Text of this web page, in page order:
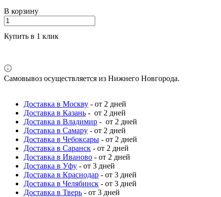
В корзину
Купить в 1 клик
Самовывоз осуществляется из Нижнего Новгорода.
Доставка в Москву - от 2 дней
Доставка в Казань - от 2 дней
Доставка в Владимир - от 2 дней
Доставка в Самару - от 2 дней
Доставка в Чебоксары - от 2 дней
Доставка в Саранск - от 2 дней
Доставка в Иваново - от 2 дней
Доставка в Уфу - от 3 дней
Доставка в Краснодар - от 3 дней
Доставка в Челябинск - от 3 дней
Доставка в Тверь - от 3 дней